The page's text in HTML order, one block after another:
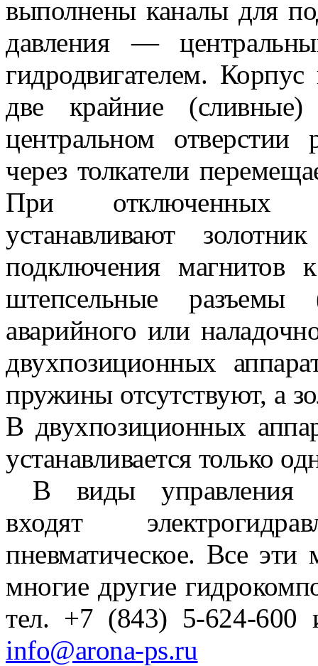
выполне­ны каналы для
дав­ления —
гидродвигателем.
две крайние
центральном отверстии
через толкате­ли
При отклю­ченных
устанавливают
подключения магнитов к
штепсельные
аварийного или
двухпозиционных
пружины отсут­ствуют, а
В двухпозиционных
устанавливается только
В виды управления
входят
пневматическое. Все эти
многие другие
тел. +7 (843) 5-624-600
info@arona-ps.ru